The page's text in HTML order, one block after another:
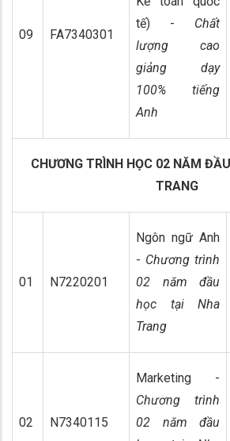
09 FA7340301
tế) - Chất
lượng cao
giảng dạy
100% tiếng
Anh
CHƯƠNG TRÌNH HỌC 02 NĂM
TRANG
01 N7220201
Ngôn ngữ Anh
- Chương trình
02 năm đầu
học tại Nha
Trang
02 N7340115
Marketing -
Chương trình
02 năm đầu